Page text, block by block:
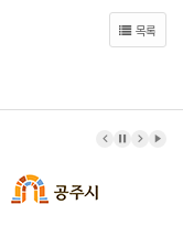
목록
이전 배너
배너 정지
다음 배
배